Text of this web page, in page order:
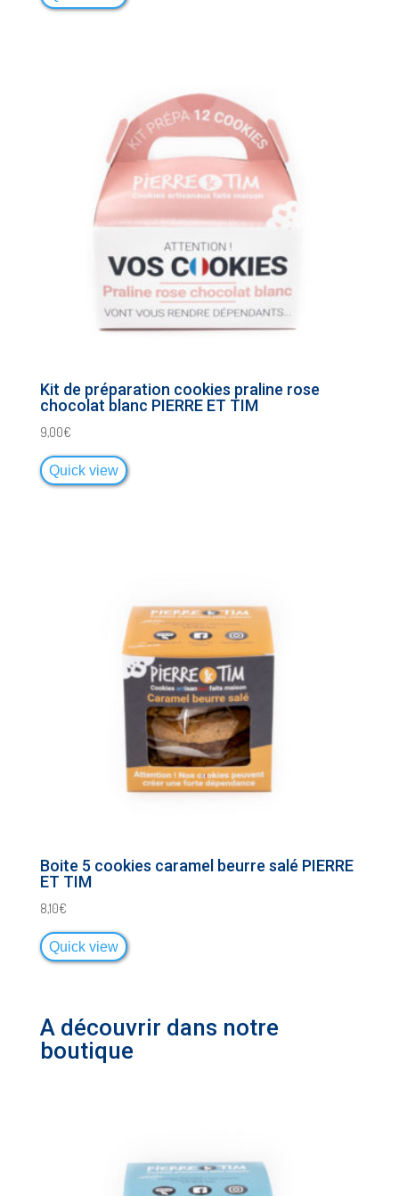
Kit de préparation cookies praline rose
chocolat blanc PIERRE ET TIM
9,00€
Quick view
Boite 5 cookies caramel beurre salé PIERRE
ET TIM
8,10€
Quick view
A découvrir dans notre
boutique